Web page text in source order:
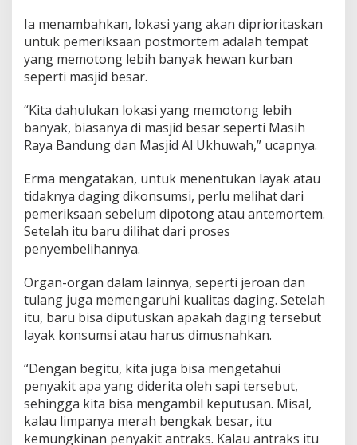
n
Ia menambahkan, lokasi yang akan diprioritaskan
untuk pemeriksaan postmortem adalah tempat
yang memotong lebih banyak hewan kurban
seperti masjid besar.
“Kita dahulukan lokasi yang memotong lebih
banyak, biasanya di masjid besar seperti Masih
Raya Bandung dan Masjid Al Ukhuwah,” ucapnya.
Erma mengatakan, untuk menentukan layak atau
tidaknya daging dikonsumsi, perlu melihat dari
pemeriksaan sebelum dipotong atau antemortem.
Setelah itu baru dilihat dari proses
penyembelihannya.
Organ-organ dalam lainnya, seperti jeroan dan
tulang juga memengaruhi kualitas daging. Setelah
itu, baru bisa diputuskan apakah daging tersebut
layak konsumsi atau harus dimusnahkan.
“Dengan begitu, kita juga bisa mengetahui
penyakit apa yang diderita oleh sapi tersebut,
sehingga kita bisa mengambil keputusan. Misal,
kalau limpanya merah bengkak besar, itu
kemungkinan penyakit antraks. Kalau antraks itu